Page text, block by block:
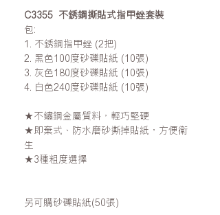
C3355 不銹鋼撕貼式指甲銼套裝
包:
1. 不銹鋼指甲銼 (2把)
2. 黑色100度砂礫貼紙 (10張)
3. 灰色180度砂礫貼紙 (10張)
4. 白色240度砂礫貼紙 (10張)
★不鏽鋼金屬質料，輕巧堅硬
★即棄式、防水磨砂撕掉貼紙，方便衛
生
★3種粗度選擇
另可購砂礫貼紙(50張)